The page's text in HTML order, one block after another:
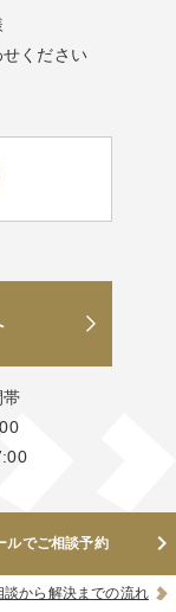
ください
帯
ルでご相談予約
談から解決までの流れ